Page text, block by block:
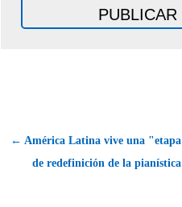
← América Latina vive una "etapa
de redefinición de la pianística